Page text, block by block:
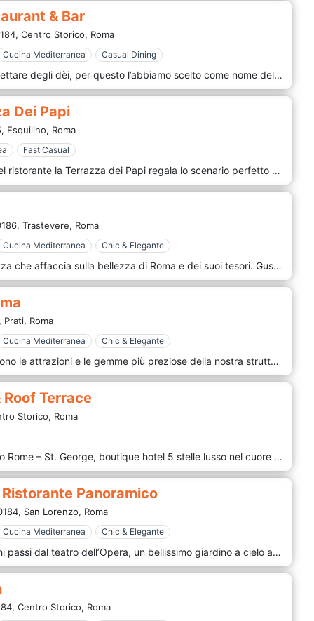
& Bar
Centro Storico, Roma
Cucina Mediterranea Casual Dining
Nell’antica Roma l’ambrosia era il nettare degli dèi, per questo l’abbiamo scelto come nome del Ristorante Ambrosia dell’Hotel Artemide di Roma. Perché non c’è niente di più divino delle pietanze che prepariamo ogni giorno per i nostri ospiti. Con amore, con passione e con dedizione assoluta. Divina è la pasta fresca della brigata guidata dallo chef Massimo Gonnella, che nei suoi ravioli, negli gnocchi e nelle fettuccine mette tutta l’arte gastronomica ereditata dalla famiglia. Come assolutamente divino è affondare la forchetta nel velluto del suo delizioso tortino al cioccolato, mentre tutta Roma si sdraia ai tuoi piedi da questa terrazza panoramica che domina la Capitale.
Dei Papi
Esquilino, Roma
Fast Casual
Il meraviglioso Roof Top Garden del ristorante la Terrazza dei Papi regala lo scenario perfetto per godersi una cena romantica a lume di candela mentre ci si immerge nelle esclusive vedute panoramiche a 360° dello skyline di Roma. Lo chef propone raffinati piatti di cucina mediterranea e regionale accompagnati da una ricca selezione di vini nazionali e internazionali. Inoltre, il Roof Top Garden è lo spazio ideale per organizzare eventi privati assisititi dal nostro team.
Trastevere, Roma
Cucina Mediterranea Chic & Elegante
47 Circus Roof Garden: Una terrazza che affaccia sulla bellezza di Roma e dei suoi tesori. Gustare le delizie del Mediterraneo o un drink osservando la città eterna da un punto di vista unico ed esclusivo. Il Tempio di Vesta, la Bocca della Verità e il Circo Massimo sono solo alcuni dei gioielli che è possibile ammirare dal nostro Roof. Il 47 Circus Roof Garden sviluppa un concept di cucina mediterranea pur restando fedele alla cucina tradizionale romana. La rivisitazione del classico sfocia in una presentazione di piatti innovativi, finalizzando le fresche materie prime ad un gusto e ad un'esperienza intensi. Le nostre creazioni sono frutto di un'accurata e continua ricerca di prodotti locali, sfruttando principalmente la stagionalità secondo un'arte culinaria italiana semplice ed essenziale non perdendo mai di vista i punti cardine della dieta mediterranea. La ricercatezza e la minuziosa scelta nella presentazione fanno dei nostri piatti un'esperienza unica, legata all'imprescindibile selezione nella scelta degli ingredienti più esclusivi e prelibati, in modo da suscitare il piacere per il cibo, elemento essenziale della vita.
Prati, Roma
Cucina Mediterranea Chic & Elegante
Sulla parte superiore dell'hotel ci sono le attrazioni e le gemme più preziose della nostra struttura: Roof Garden Les Étoiles, Coffee Garden La Terrazza Paradiso e del suggestivo e maestoso Grand Place du Soleil. Il Roof Garden Les Étoiles offre un ristorante lussuoso ed elegante, un omaggio alla bellezza della città e al gusto degli ospiti che la scelgono come location esclusiva. Il Coffee Garden La Terrazza Paradiso è la sintesi di una composizione sapiente dei fiori e delle erbe mediterranee, in grado di colpire tutti i sensi con i profumi e colori che cambiano con il mutare delle stagioni. La particolare struttura che caratterizza il giardino caffè permette di godere la vista mozzafiato di Roma.
Roof Terrace
Storico, Roma
Ospitato all’interno dell’Hotel Indigo Rome – St. George, boutique hotel 5 stelle lusso nel cuore del centro storico, I Sofà Bar Restaurant & Roof Terrace è un ristorante dal design contemporaneo nel quale linee moderne e colori vibranti si fondono perfettamente con dettagli di un glorioso passato. Il Roof Terrace si trova all'ultimo piano dell'hotel e offre una vista incantevole sulla capitale. Gustate le specialità del nostro chef e lasciatevi incantare dal suggestivo scenario che vi circonda fatto di affascinanti cupole e tetti. Scegliete il vostro cocktail preferito o assaggiate una delle birre artigianali e dei vini del territorio mentre ammirate uno splendido tramonto o contemplate un cielo stellato. Le proposte de I Sofà Bar Restaurant & Roof Terrace cambiano come le stagioni. Prediligiamo la filiera corta per garantire un’elevata qualità delle materie prime, rispetta le tradizioni della cucina tipica romana per offrire un’esperienza enogastronomica radicata nel territorio e seleziona direttamente le aziende locali per supportare le eccellenze e diffondere la cultura gastronomica del Lazio e di Roma.
Panoramico
San Lorenzo, Roma
Cucina Mediterranea Chic & Elegante
Al 7° piano dell’Hotel Diana, a pochi passi dal teatro dell’Opera, un bellissimo giardino a cielo aperto ospita il Ristorante L’Uliveto Roof Garden da dove si gode una vista impareggiabile sui tetti del centro storico di Roma. L’Uliveto Roof Garden è un incantevole spazio verde, arredato con divanetti e cuscini, ricco di profumi e colori. Ulivi, agrumi, gerani dalle molteplici tinte e molte altre piante mediterranee decorano la terrazza e creano un’incantevole atmosfera in vari momenti della giornata, in particolare al tramonto. Spazio esclusivo è La Torretta, il punto più alto e panoramico del Roof Garden dove il panorama si allarga e la vista spazia sulle bellezze di Roma e verso i Castelli Romani. La Torretta è luogo ideale per gustare in assoluta privacy un cocktail, dal più classico a quelli più particolari creati dalla mano dei nostri barman, ed è particolarmente raccomandata per coccolarsi con una cena tête a tête in un’occasione da ricordare.
Centro Storico, Roma